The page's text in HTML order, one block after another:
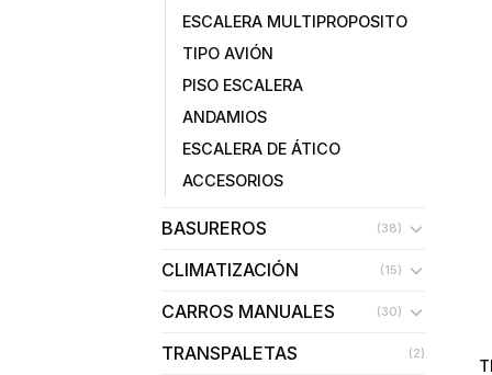
ESCALERA MULTIPROPOSITO
TIPO AVIÓN
PISO ESCALERA
ANDAMIOS
ESCALERA DE ÁTICO
ACCESORIOS
BASUREROS (38)
CLIMATIZACIÓN (15)
CARROS MANUALES (30)
TRANSPALETAS (2)